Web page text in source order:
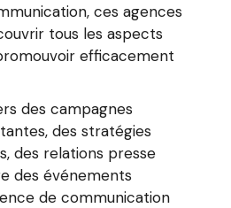
ces agences
tous les aspects
efficacement
des campagnes
des stratégies
des relations presse
des événements
de communication